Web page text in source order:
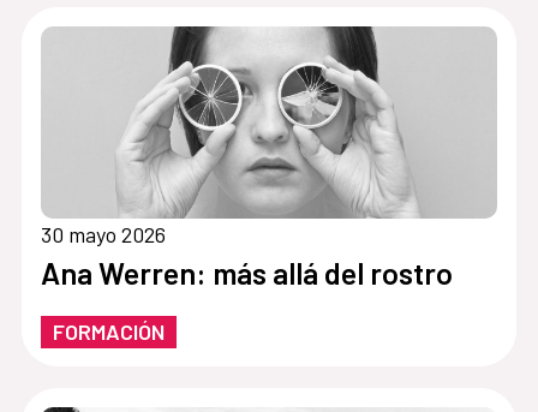
30 mayo 2026
Ana Werren: más allá del rostro
FORMACIÓN